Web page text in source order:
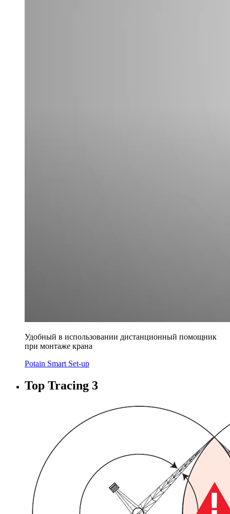
Удобный в использовании дистанционный помощник
при монтаже крана
Potain Smart Set-up
Top Tracing 3